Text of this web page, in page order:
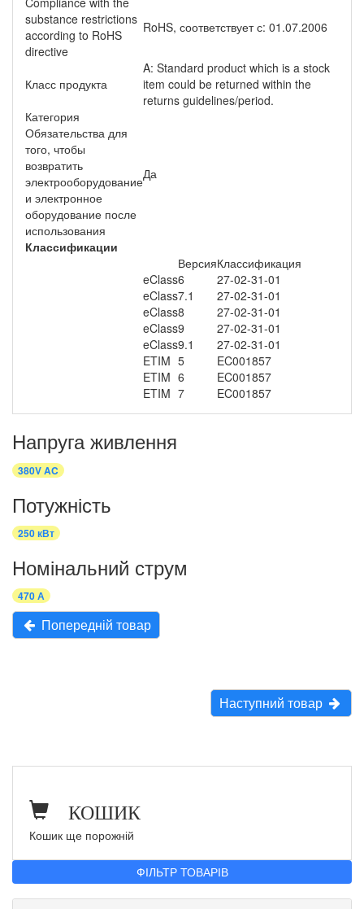
substance restrictions
according to RoHS
directive
RoHS, соответствует с: 01.07.2006
Класс продукта
A: Standard product which is a stock
item could be returned within the
returns guidelines/period.
Категория
Обязательства для
того, чтобы
возвратить
электрооборудование
и электронное
оборудование после
использования
Да
Классификации
ВерсияКлассификация
eClass6
27-02-31-01
eClass7.1
27-02-31-01
eClass8
27-02-31-01
eClass9
27-02-31-01
eClass9.1
27-02-31-01
ETIM 5
EC001857
ETIM 6
EC001857
ETIM 7 EC001857
Напруга живлення
380V AC
Потужність
250 кВт
Номінальний струм
470 А
Попередній товар
Наступний товар
КОШИК
Кошик ще порожній
ФІЛЬТР ТОВАРІВ